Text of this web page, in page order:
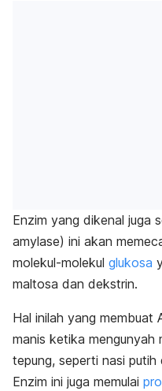
Enzim yang dikenal juga
amylase) ini akan
molekul-molekul glukosa
maltosa dan dekstrin.
Hal inilah yang membuat
manis ketika mengunyah
tepung, seperti nasi putih
Enzim ini juga memulai